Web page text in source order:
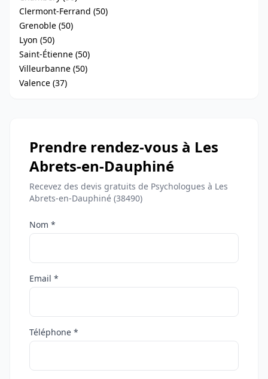
Clermont-Ferrand (50)
Grenoble (50)
Lyon (50)
Saint-Étienne (50)
Villeurbanne (50)
Valence (37)
Prendre rendez-vous à Les
Abrets-en-Dauphiné
Recevez des devis gratuits de Psychologues à Les
Abrets-en-Dauphiné (38490)
Nom *
Email *
Téléphone *